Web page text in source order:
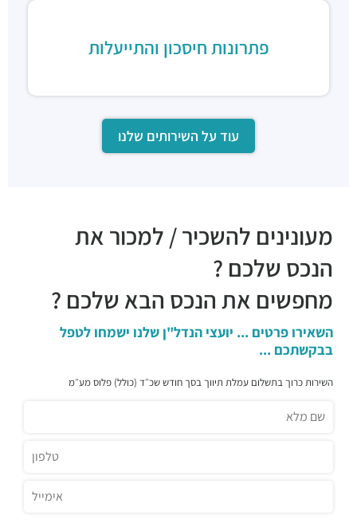
פתרונות חיסכון והתייעלות
עוד על השירותים שלנו
מעונינים להשכיר / למכור את
הנכס שלכם ?
מחפשים את הנכס הבא שלכם ?
השאירו פרטים ... יועצי הנדל"ן שלנו ישמחו לטפל
בבקשתכם ...
השירות כרוך בתשלום עמלת תיווך בסך חודש שכ״ד (כולל) פלוס מע״מ